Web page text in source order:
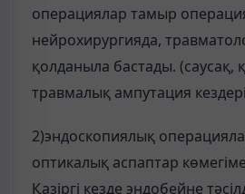
операциялар тамыр
нейрохирургияда,
қолданыла бастады. (саусақ,
травмалық ампутация
2)эндоскопиялық
оптикалық аспаптар
Қазіргі кезде эндобейне